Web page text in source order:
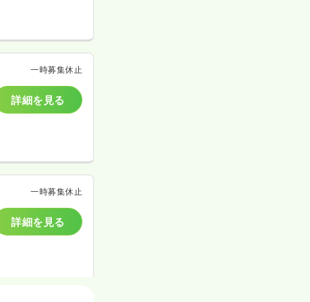
一時募集休止
詳細を見る
一時募集休止
詳細を見る